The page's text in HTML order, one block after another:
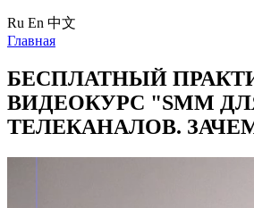
Ru En 中文
Главная
БЕСПЛАТНЫЙ
ВИДЕОКУРС "SMM
ТЕЛЕКАНАЛОВ.